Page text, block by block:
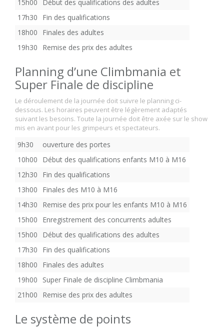
15h00
Début des qualifications des adultes
17h30
Fin des qualifications
18h00
Finales des adultes
19h30
Remise des prix des adultes
Planning d’une Climbmania et
Super Finale de discipline
Le déroulement de la journée doit suivre le planning ci-
dessous. Les horaires peuvent être légèrement adaptés
suivant les besoins. Toute la journée doit être axée sur le show
mis en avant pour les grimpeurs et spectateurs.
9h30
ouverture des portes
10h00
Début des qualifications enfants M10 à M16
12h30
Fin des qualifications
13h00
Finales des M10 à M16
14h30
Remise des prix pour les enfants M10 à M16
15h00
Enregistrement des concurrents adultes
15h00
Début des qualifications des adultes
17h30
Fin des qualifications
18h00
Finales des adultes
19h00
Super Finale de discipline Climbmania
21h00
Remise des prix des adultes
Le système de points